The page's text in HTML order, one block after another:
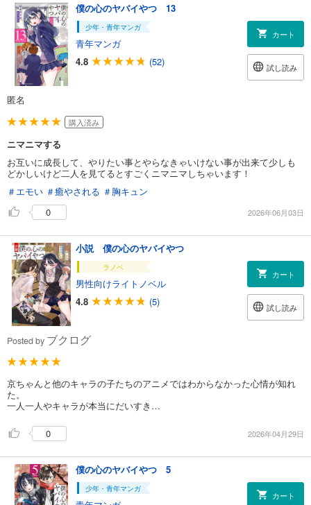
僕の心のヤバイやつ 13
少年・青年マンガ
青年マンガ
4.8
(52)
カート
試し読み
匿名
購入済み
ニマニマする
お互いに成長して、やりたい事とやらなきゃいけない事が出来て少しも
どかしいけど二人を見てるとすごくニマニマしちゃいます！
＃エモい ＃癒やされる ＃胸キュン
0
2026年06月03日
小説 僕の心のヤバイやつ
ラノベ
男性向けライトノベル
4.8
(5)
カート
試し読み
Posted by ブクログ
京ちゃんと他のキャラの子たちのアニメではわからなかった心情が知れ
た。
一人一人やキャラが本当にだいすき…
0 2026年04月29日
僕の心のヤバイやつ 5
少年・青年マンガ
カート